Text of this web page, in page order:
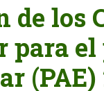
de los
para
(PAE)